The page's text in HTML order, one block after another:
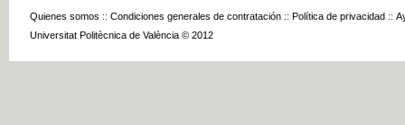
Quienes somos :: Condiciones generales de contratación :: Política de privacidad ::
Universitat Politècnica de València © 2012